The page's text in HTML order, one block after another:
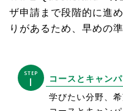
ザ申請まで段階的に進
りがあるため、早めの
STEP
1
コースとキャン
学びたい分野、